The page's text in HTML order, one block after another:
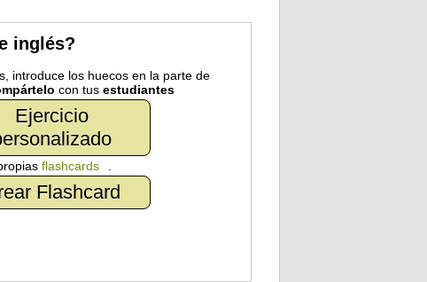
inglés?
introduce los huecos en la parte de
con tus estudiantes
Ejercicio
flashcards
Flashcard